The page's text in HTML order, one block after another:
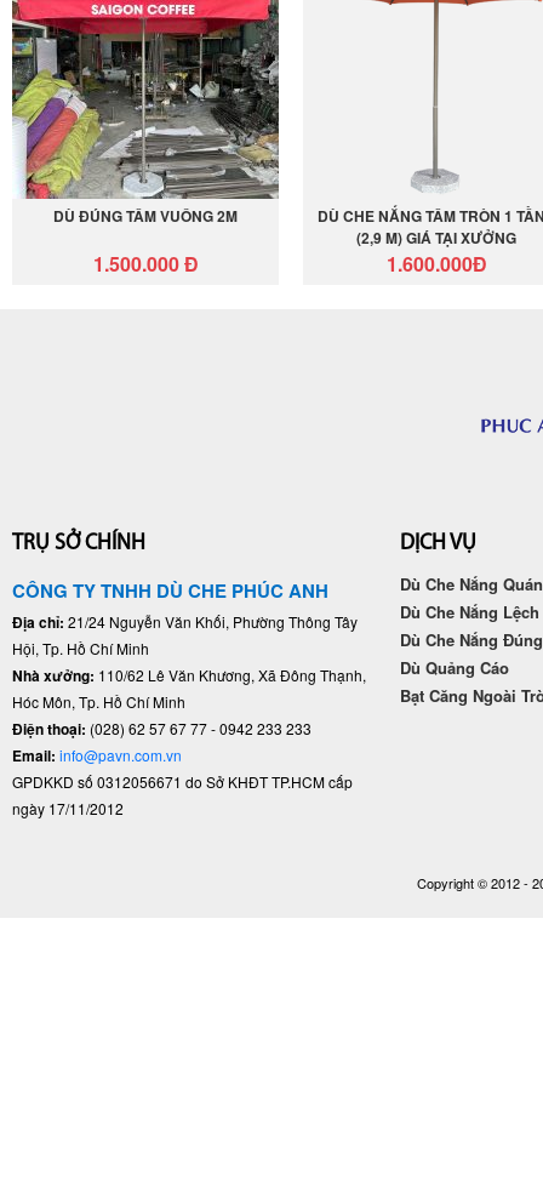
DÙ ĐÚNG TÂM VUÔNG 2M
1.500.000 Đ
DÙ CHE NẮNG TÂM TRÒN 1
(2,9 M) GIÁ TẠI XƯỞNG
1.600.000Đ
TRỤ SỞ CHÍNH
CÔNG TY TNHH DÙ CHE PHÚC ANH
Địa chỉ: 21/24 Nguyễn Văn Khối, Phường Thông Tây
Hội, Tp. Hồ Chí Minh
Nhà xưởng: 110/62 Lê Văn Khương, Xã Đông Thạnh,
Hóc Môn, Tp. Hồ Chí Minh
Điện thoại: (028) 62 57 67 77 - 0942 233 233
Email: info@pavn.com.vn
GPDKKD số 0312056671 do Sở KHĐT TP.HCM cấp
ngày 17/11/2012
DỊCH VỤ
Dù Che Nắng
Dù Che Nắng
Dù Che Nắng
Dù Quảng Cáo
Bạt Căng Ngoài
Copyright © 2012 -